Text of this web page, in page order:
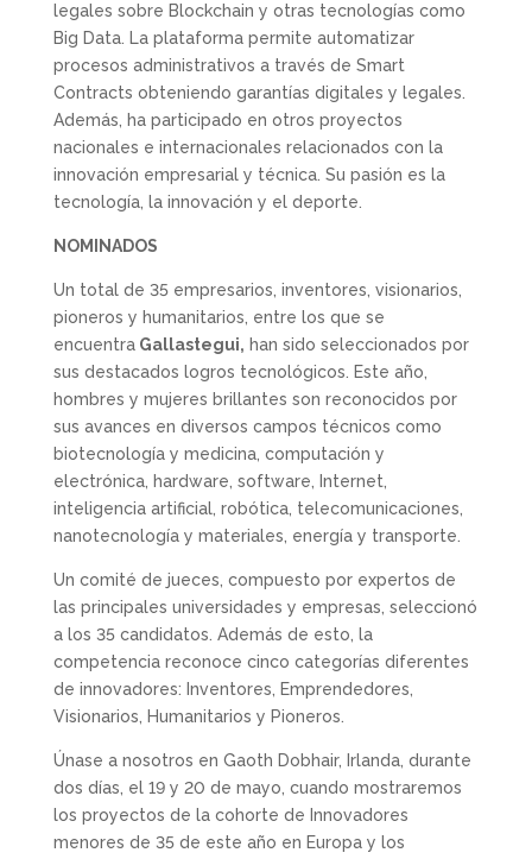
legales sobre Blockchain y otras tecnologías como
Big Data. La plataforma permite automatizar
procesos administrativos a través de Smart
Contracts obteniendo garantías digitales y legales.
Además, ha participado en otros proyectos
nacionales e internacionales relacionados con la
innovación empresarial y técnica. Su pasión es la
tecnología, la innovación y el deporte.
NOMINADOS
Un total de 35 empresarios, inventores, visionarios,
pioneros y humanitarios, entre los que se
encuentraGallastegui, han sido seleccionados por
sus destacados logros tecnológicos. Este año,
hombres y mujeres brillantes son reconocidos por
sus avances en diversos campos técnicos como
biotecnología y medicina, computación y
electrónica, hardware, software, Internet,
inteligencia artificial, robótica, telecomunicaciones,
nanotecnología y materiales, energía y transporte.
Un comité de jueces, compuesto por expertos de
las principales universidades y empresas, seleccionó
a los 35 candidatos. Además de esto, la
competencia reconoce cinco categorías diferentes
de innovadores: Inventores, Emprendedores,
Visionarios, Humanitarios y Pioneros.
Únase a nosotros en Gaoth Dobhair, Irlanda, durante
dos días, el 19 y 20 de mayo, cuando mostraremos
los proyectos de la cohorte de Innovadores
menores de 35 de este año en Europa y los